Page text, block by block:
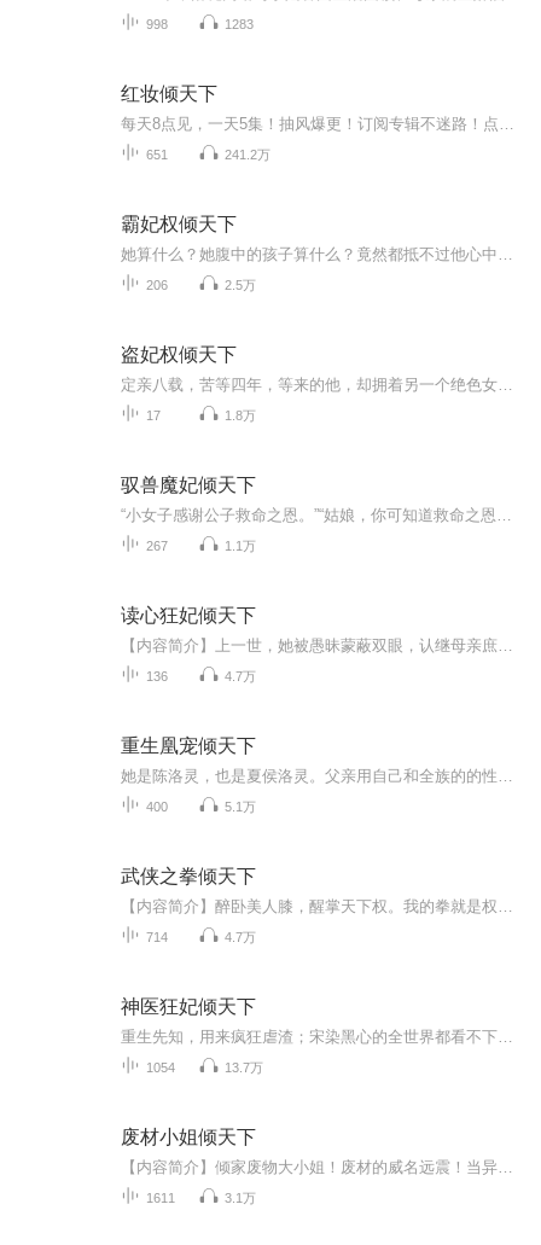
998 1283
红妆倾天下
651 241.2万
霸妃权倾天下
206 2.5万
盗妃权倾天下
17 1.8万
驭兽魔妃倾天下
267 1.1万
读心狂妃倾天下
136 4.7万
重生凰宠倾天下
400 5.1万
武侠之拳倾天下
714 4.7万
神医狂妃倾天下
1054 13.7万
废材小姐倾天下
1611 3.1万